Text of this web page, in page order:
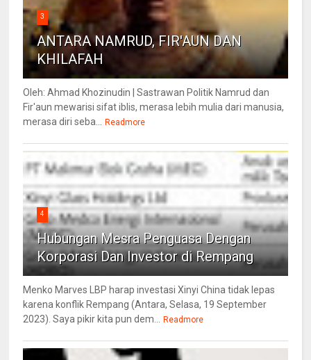
3
ANTARA NAMRUD, FIR'AUN DAN
KHILAFAH
Oleh: Ahmad Khozinudin | Sastrawan Politik Namrud dan
Fir'aun mewarisi sifat iblis, merasa lebih mulia dari manusia,
merasa diri seba...
Readmore
4
Hubungan Mesra Penguasa Dengan
Korporasi Dan Investor di Rempang
Menko Marves LBP harap investasi Xinyi China tidak lepas
karena konflik Rempang (Antara, Selasa, 19 September
2023). Saya pikir kita pun dem...
Readmore